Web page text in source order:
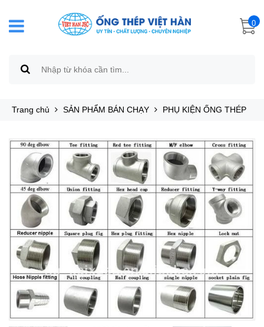
0
Trang chủ SẢN PHẨM BÁN CHẠY PHỤ KIỆN ỐNG THÉP